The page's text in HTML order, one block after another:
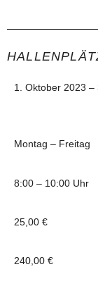
1. Oktober 2023 –
Montag – Freitag
8:00 – 10:00 Uhr
25,00 €
240,00 €